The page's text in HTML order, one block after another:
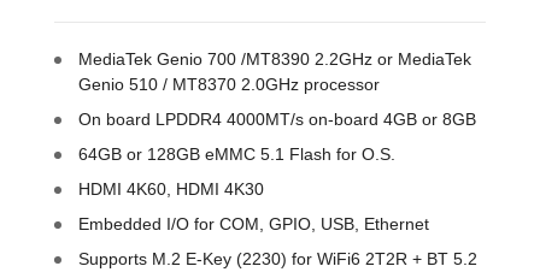
MediaTek Genio 700 /MT8390 2.2GHz or MediaTek
Genio 510 / MT8370 2.0GHz processor
On board LPDDR4 4000MT/s on-board 4GB or 8GB
64GB or 128GB eMMC 5.1 Flash for O.S.
HDMI 4K60, HDMI 4K30
Embedded I/O for COM, GPIO, USB, Ethernet
Supports M.2 E-Key (2230) for WiFi6 2T2R + BT 5.2